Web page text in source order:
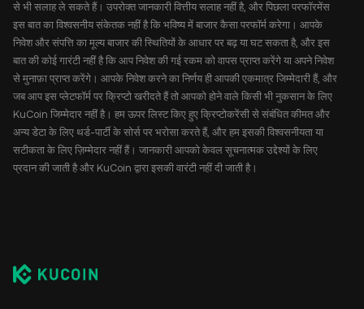
से भी सलाह ले सकते हैं। उपरोक्त जानकारी वित्तीय सलाह नहीं है, और पिछला परफॉरमेंस
इस बात का विश्वसनीय संकेतक नहीं है कि भविष्य में बाजार कैसा परफॉर्म करेगा। आपके
निवेश और संपत्ति का मूल्य बाजार की स्थितियों के आधार पर बढ़ या घट सकता है, और इस
बात की कोई गारंटी नहीं है कि आप निवेश की गई रकम को वापस प्राप्त करेंगे या अपने निवेश
से मुनाफ़ा प्राप्त करेंगे। आपके निवेश करने का निर्णय ही आपकी एकमात्र जिम्मेदारी हैं, और
जब आप इस प्लेटफॉर्म पर क्रिप्टो खरीदते हैं तो आपको होने वाले किसी भी नुकसान के लिए
KuCoin जिम्मेदार नहीं है। हम ऊपर लिस्ट किए हुए क्रिप्टोकरेंसी से संबंधित कीमत और
अन्य डेटा के लिए थर्ड-पार्टी के सोर्स पर भरोसा करते हैं, और हम इसकी विश्वसनीयता या
सटीकता के लिए ज़िम्मेदार नहीं हैं। जानकारी आपको केवल सूचनात्मक उद्देश्यों के लिए
प्रदान की जाती है और KuCoin द्वारा इसकी वारंटी नहीं दी जाती है।